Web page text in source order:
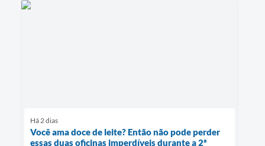
Há 2 dias
Você ama doce de leite? Então não pode perder
essas duas oficinas imperdíveis durante a 2ª